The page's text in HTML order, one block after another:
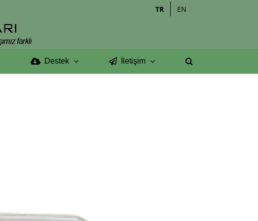
TR EN
Destek İletişim